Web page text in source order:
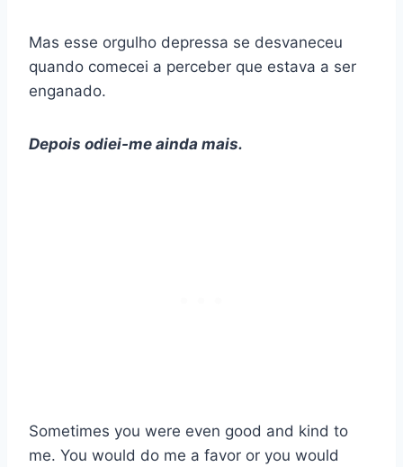
Mas esse orgulho depressa se desvaneceu
quando comecei a perceber que estava a ser
enganado.
Depois odiei-me ainda mais.
Sometimes you were even good and kind to
me. You would do me a favor or you would